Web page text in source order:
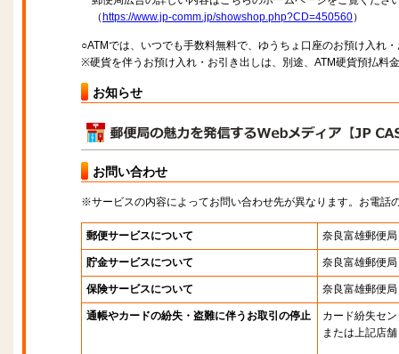
（ https://www.jp-comm.jp/showshop.php?CD=450560）
○ATMでは、いつでも手数料無料で、ゆうちょ口座のお預け入れ
※硬貨を伴うお預け入れ・お引き出しは、別途、ATM硬貨預払料
お知らせ
お問い合わせ
※サービスの内容によってお問い合わせ先が異なります。お電話
郵便サービスについて 奈良富雄郵便局
貯金サービスについて 奈良富雄郵便局
保険サービスについて 奈良富雄郵便局
通帳やカードの紛失・盗難に伴うお取引の停止
カード紛失セ
または上記店舗